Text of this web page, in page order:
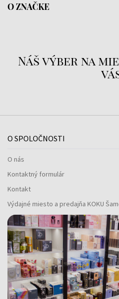
O ZNAČKE
Náš výber na
O SPOLOČNOSTI
O nás
Kontaktný formulár
Kontakt
Výdajné miesto a predajňa KOKU